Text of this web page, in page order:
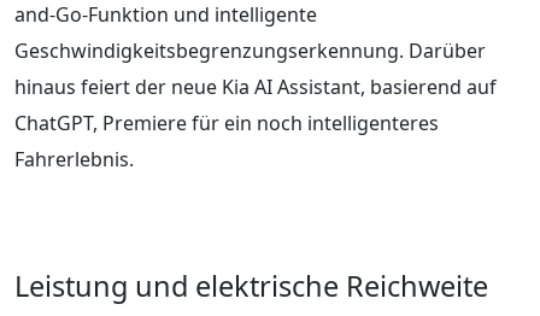
and-Go-Funktion und intelligente
Geschwindigkeitsbegrenzungserkennung. Darüber
hinaus feiert der neue Kia AI Assistant, basierend auf
ChatGPT, Premiere für ein noch intelligenteres
Fahrerlebnis.
Leistung und elektrische Reichweite